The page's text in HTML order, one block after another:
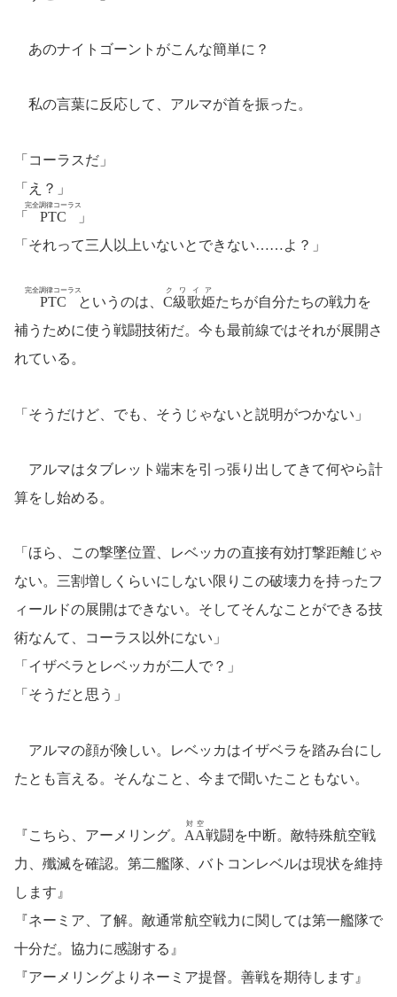
あのナイトゴーントがこんな簡単に？
私の言葉に反応して、アルマが首を振った。
「コーラスだ」
「え？」
「
PTC
完全調律コーラス
」
「それって三人以上いないとできない……よ？」
PTC
完全調律コーラス
というのは、 C級歌姫
クワイア
たちが自分たちの戦力を
補うために使う戦闘技術だ。今も最前線ではそれが展開さ
れている。
「そうだけど、でも、そうじゃないと説明がつかない」
アルマはタブレット端末を引っ張り出してきて何やら計
算をし始める。
「ほら、この撃墜位置、レベッカの直接有効打撃距離じゃ
ない。三割増しくらいにしない限りこの破壊力を持ったフ
ィールドの展開はできない。そしてそんなことができる技
術なんて、コーラス以外にない」
「イザベラとレベッカが二人で？」
「そうだと思う」
アルマの顔が険しい。レベッカはイザベラを踏み台にし
たとも言える。そんなこと、今まで聞いたこともない。
『こちら、アーメリング。 AA
対空
戦闘を中断。敵特殊航空戦
力、殲滅を確認。第二艦隊、バトコンレベルは現状を維持
します』
『ネーミア、了解。敵通常航空戦力に関しては第一艦隊で
十分だ。協力に感謝する』
『アーメリングよりネーミア提督。善戦を期待します』